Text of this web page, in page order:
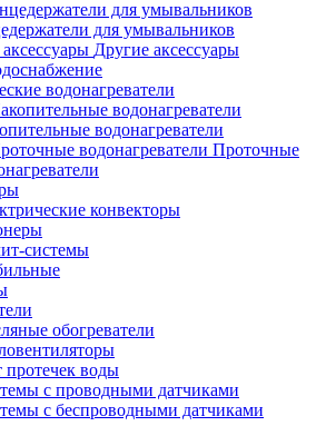
для умывальников
Другие аксессуары
водонагреватели
водонагреватели
Проточные
конвекторы
системы
обогреватели
протечек воды
с проводными датчиками
с беспроводными датчиками